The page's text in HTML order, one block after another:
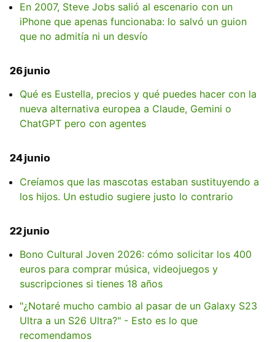
En 2007, Steve Jobs salió al escenario con un
iPhone que apenas funcionaba: lo salvó un guion
que no admitía ni un desvío
26 junio
Qué es Eustella, precios y qué puedes hacer con la
nueva alternativa europea a Claude, Gemini o
ChatGPT pero con agentes
24 junio
Creíamos que las mascotas estaban sustituyendo a
los hijos. Un estudio sugiere justo lo contrario
22 junio
Bono Cultural Joven 2026: cómo solicitar los 400
euros para comprar música, videojuegos y
suscripciones si tienes 18 años
"¿Notaré mucho cambio al pasar de un Galaxy S23
Ultra a un S26 Ultra?" - Esto es lo que
recomendamos